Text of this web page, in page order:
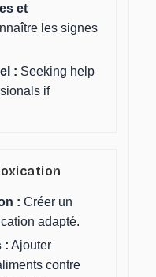
et
les signes
: Seeking help
if
: Créer un
adapté.
: Ajouter
contre